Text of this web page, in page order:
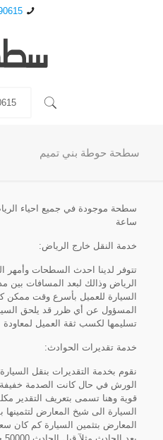
سطحة حوطة بني تميم
ساعة
خدمة النقل خارج الرياض:
تتوفر لدينا احدث السطحات وأمهر
الرياض وذالك لبعد المسافات
السيارة للعميل بأسرع وقت
المسؤول عن أي ظرر قد يلحق
تسليمها لكسب ثقة العميل لمعاودة
خدمة تقديرات الحوادث:
نقوم بخدمة التقديرات بنقل
الورش في حال كانت الصدمة خفيفة
قوية وهنا تسمى بتعريف التقدير
السيارة الى شيخ المعارض
المعارض بتثمين السيارة كم كان